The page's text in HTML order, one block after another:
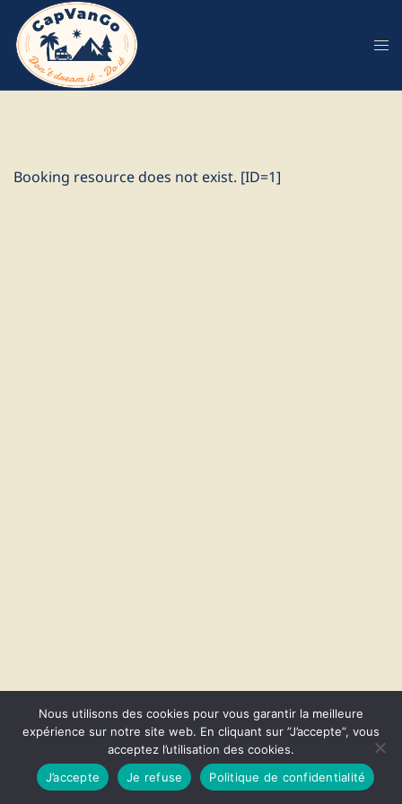
contenu
Booking resource does not exist. [ID=1]
© 2026 CapVanGo. Fièrement propulsé parSydney
Nous utilisons des cookies pour vous garantir la meilleure
expérience sur notre site web. En cliquant sur ”J’accepte”, vous
acceptez l’utilisation des cookies.
J’accepte
Je refuse Politique de confidentialité